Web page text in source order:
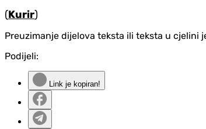
(Kurir)
Preuzimanje dijelova teksta ili teksta u cjelini
Podijeli:
Link je kopiran!